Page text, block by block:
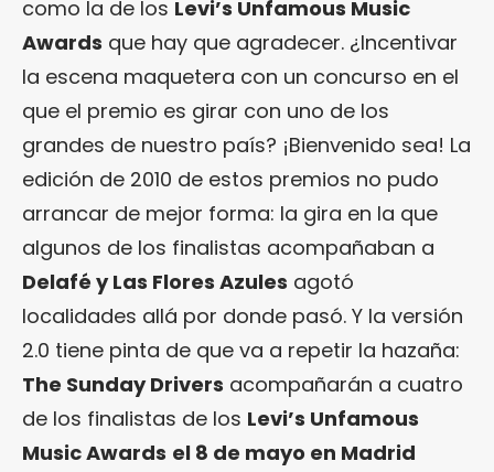
como la de los Levi’s Unfamous Music
Awards que hay que agradecer. ¿Incentivar
la escena maquetera con un concurso en el
que el premio es girar con uno de los
grandes de nuestro país? ¡Bienvenido sea! La
edición de 2010 de estos premios no pudo
arrancar de mejor forma: la gira en la que
algunos de los finalistas acompañaban a
Delafé y Las Flores Azules agotó
localidades allá por donde pasó. Y la versión
2.0 tiene pinta de que va a repetir la hazaña:
The Sunday Drivers acompañarán a cuatro
de los finalistas de los Levi’s Unfamous
Music Awards el 8 de mayo en Madrid